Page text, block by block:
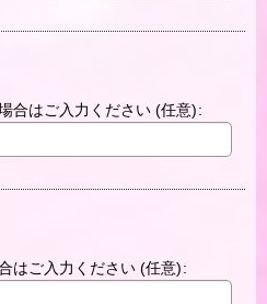
合はご入力ください (任意):
はご入力ください (任意):